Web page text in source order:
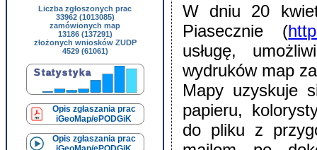
Liczba zgłoszonych prac
33962 (1013085)
zamówionych map
13186 (137291)
złożonych wniosków ZUDP
4529 (61061)
Opis zgłaszania prac
iGeoMap/ePODGiK
Opis zgłaszania prac
W dniu 20
Piasecznie (
usługę,
wydruków map
Mapy uzyskuje
papieru,
do pliku z